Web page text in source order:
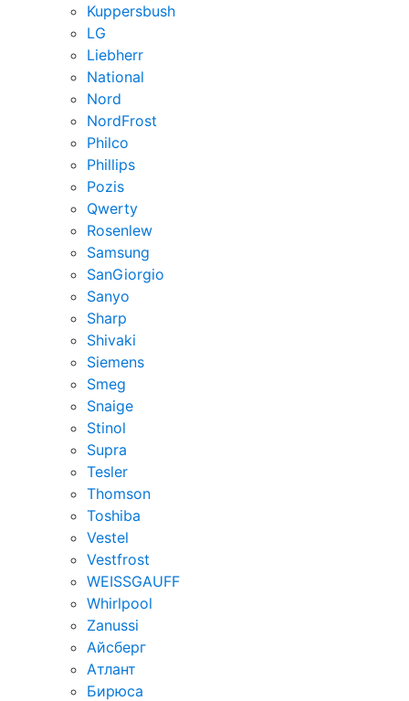
Kuppersbush
LG
Liebherr
National
Nord
NordFrost
Philco
Phillips
Pozis
Qwerty
Rosenlew
Samsung
SanGiorgio
Sanyo
Sharp
Shivaki
Siemens
Smeg
Snaige
Stinol
Supra
Tesler
Thomson
Toshiba
Vestel
Vestfrost
WEISSGAUFF
Whirlpool
Zanussi
Айсберг
Атлант
Бирюса